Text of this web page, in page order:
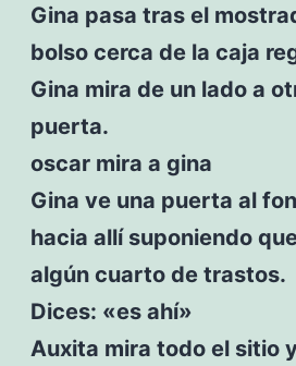
Gina pasa tras el
bolso cerca de la caja
Gina mira de un lado a
puerta.
oscar mira a gina
Gina ve una puerta al
hacia allí suponiendo
algún cuarto de trastos.
Dices: «es ahí»
Auxita mira todo el sitio